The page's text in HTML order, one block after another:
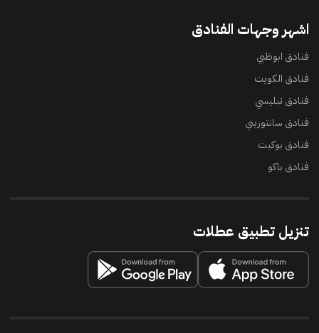
اشهر وجهات الفنادق
فنادق ابوظبي
فنادق الكويت
فنادق تبليسي
فنادق سانتوريني
فنادق بوكيت
فنادق باكو
تنزيل تطبيق عطلات